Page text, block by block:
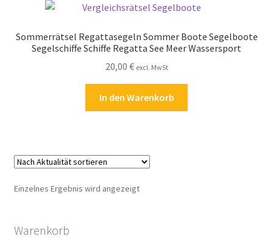
Impressum
Mein Konto
Über Rätselkind
Sommerrätsel Regattasegeln Sommer Boote Segelboote
Segelschiffe Schiffe Regatta See Meer Wassersport
20,00 € excl. MwSt
In den Warenkorb
Einzelnes Ergebnis wird angezeigt
Warenkorb